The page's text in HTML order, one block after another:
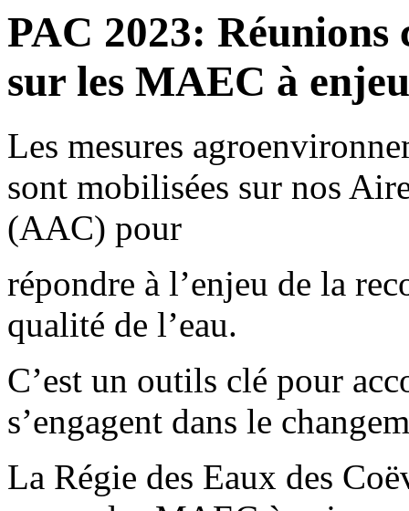
PAC 2023:
sur les MAEC à
Les mesures
sont mobilisées sur nos
(AAC) pour
répondre à l’enjeu de la
qualité de l’eau.
C’est un outils clé pour
s’engagent dans le
La Régie des Eaux des